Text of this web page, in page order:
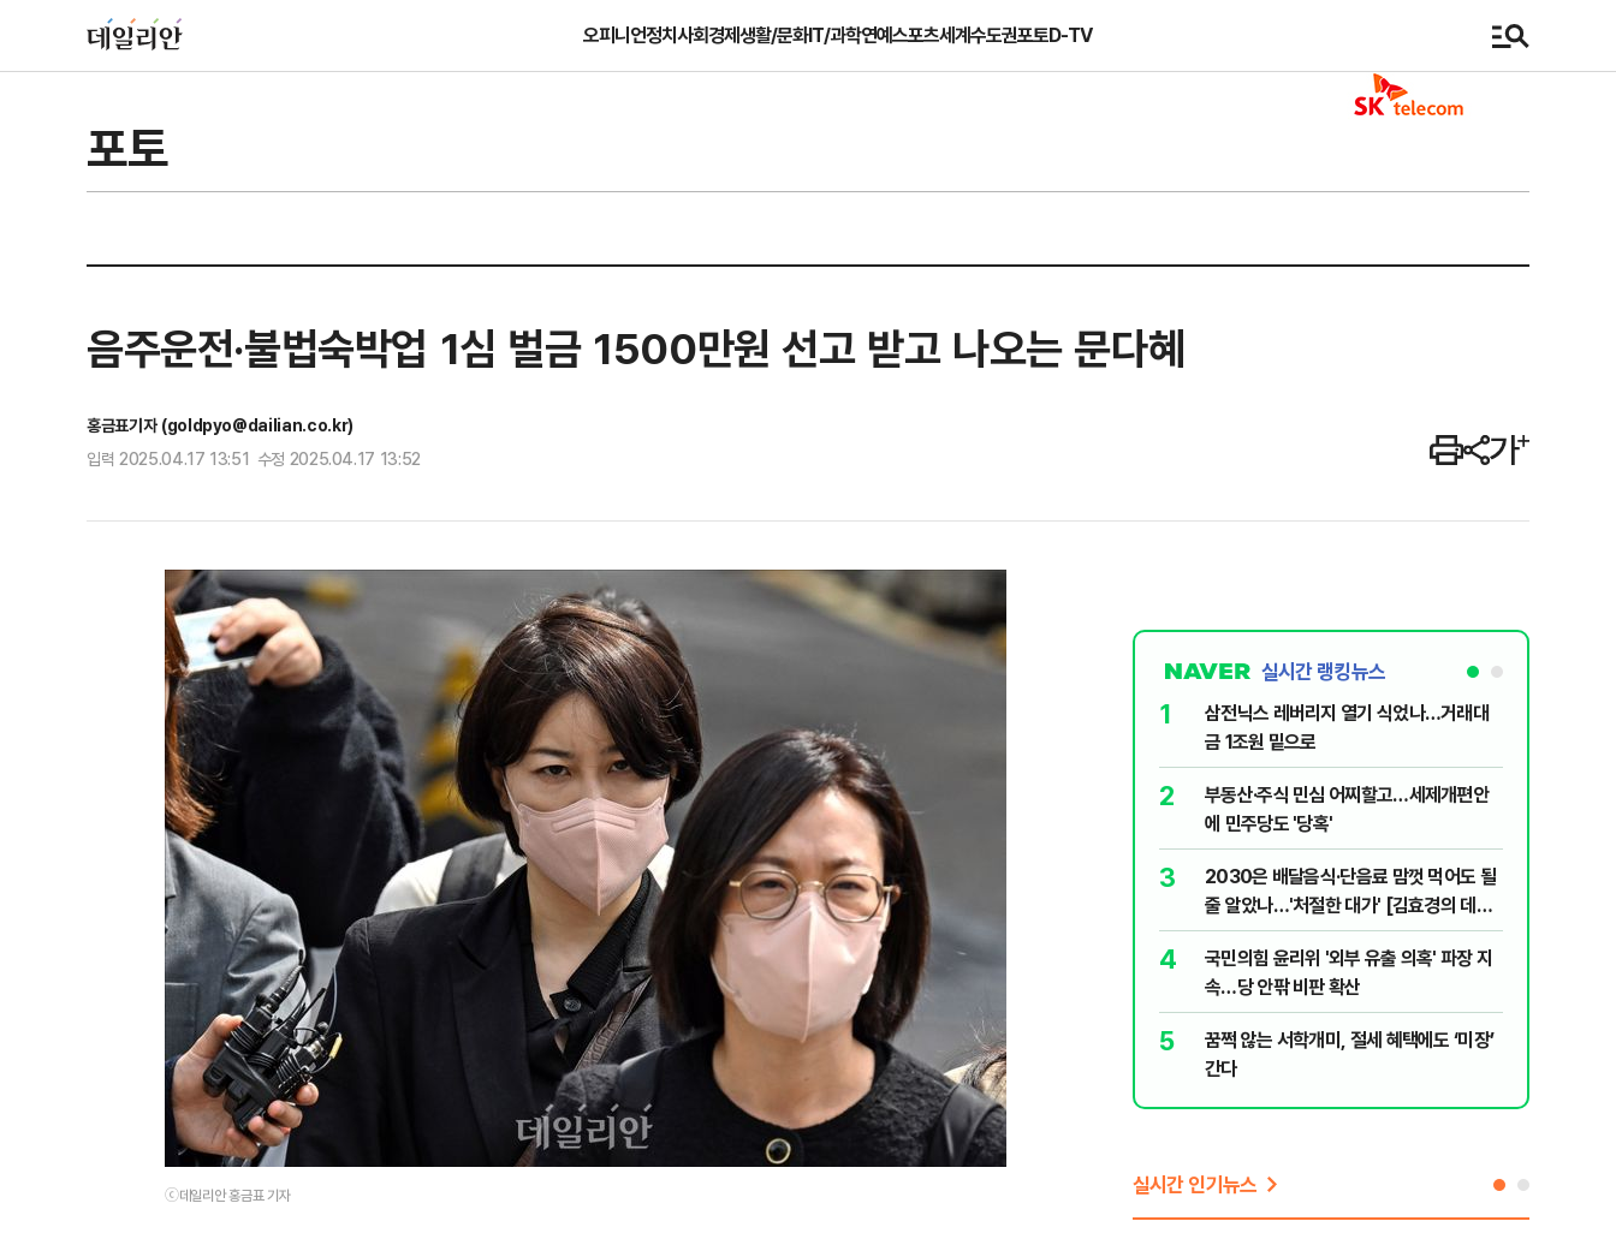
오피니언정치사회경제생활/문화IT/과학연예스포츠세계수도권포토D-TV
포토
음주운전·불법숙박업 1심 벌금 1500만원 선고 받고 나오는 문다혜
홍금표기자 (goldpyo@dailian.co.kr)
입력 2025.04.17 13:51 수정 2025.04.17 13:52
ⓒ데일리안 홍금표 기자
실시간 랭킹뉴스
금 1조원 밑으로
2
부동산·주식 민심 어찌할고…세제개편안
에 민주당도 '당혹'
3
2030은 배달음식·단음료 맘껏 먹어도 될
줄 알았나…'처절한 대가' [김효경의 데일
리 헬스]
4
국민의힘 윤리위 '외부 유출 의혹' 파장 지
속…당 안팎 비판 확산
5
꿈쩍 않는 서학개미, 절세 혜택에도 ‘미장’
간다
6
이란, 호르무즈 '통행료' 카드 꺼냈다…"해
협 유지비 요구할 듯"
7
美증시 혼조세…다우 최고치, S&P·나스
닥 하락
8
中, 드론 수출통제 확대…美에 "제재 안 풀
면 추가 보복"
9
李대통령 "형소법 안 읽어봐서"…통과 다
음날 이어진 세부 확인 작업(종합)
10
'대체불가 문화강국' 내건 문체부…K-컬처
육성 속도
실시간 인기뉴스